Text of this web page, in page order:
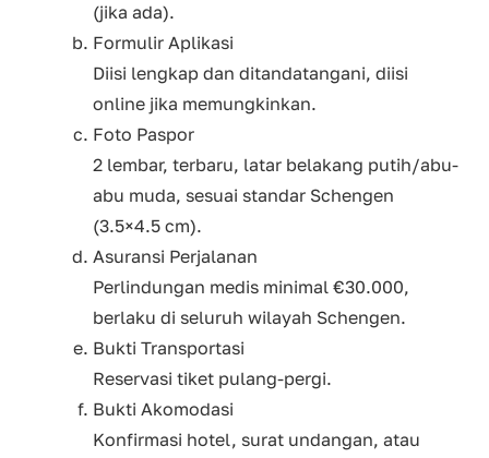
(jika ada).
Formulir Aplikasi
Diisi lengkap dan ditandatangani, diisi
online jika memungkinkan.
Foto Paspor
2 lembar, terbaru, latar belakang putih/abu-
abu muda, sesuai standar Schengen
(3.5×4.5 cm).
Asuransi Perjalanan
Perlindungan medis minimal €30.000,
berlaku di seluruh wilayah Schengen.
Bukti Transportasi
Reservasi tiket pulang-pergi.
Bukti Akomodasi
Konfirmasi hotel, surat undangan, atau